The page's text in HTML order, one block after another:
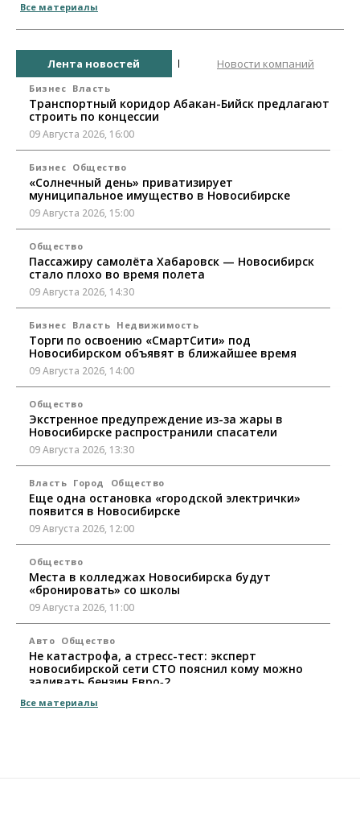
Все материалы
Лента новостей Новости компаний
Бизнес Власть
Транспортный коридор Абакан-Бийск предлагают
строить по концессии
09 Августа 2026, 16:00
Бизнес Общество
«Солнечный день» приватизирует
муниципальное имущество в Новосибирске
09 Августа 2026, 15:00
Общество
Пассажиру самолёта Хабаровск — Новосибирск
стало плохо во время полета
09 Августа 2026, 14:30
Бизнес Власть Недвижимость
Торги по освоению «СмартСити» под
Новосибирском объявят в ближайшее время
09 Августа 2026, 14:00
Общество
Экстренное предупреждение из-за жары в
Новосибирске распространили спасатели
09 Августа 2026, 13:30
Власть Город Общество
Еще одна остановка «городской электрички»
появится в Новосибирске
09 Августа 2026, 12:00
Общество
Места в колледжах Новосибирска будут
«бронировать» со школы
09 Августа 2026, 11:00
Авто Общество
Не катастрофа, а стресс-тест: эксперт
новосибирской сети СТО пояснил кому можно
заливать бензин Евро‑2
09 Августа 2026, 10:00
Все материалы